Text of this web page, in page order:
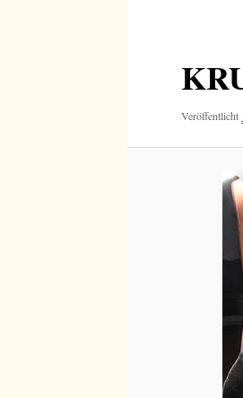
Veröffentlicht